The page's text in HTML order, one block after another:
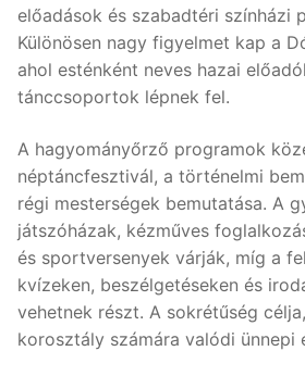
előadások és szabadtéri színházi
Különösen nagy figyelmet kap a
ahol esténként neves hazai
tánccsoportok lépnek fel.
A hagyományőrző programok
néptáncfesztivál, a történelmi
régi mesterségek bemutatása. A
játszóházak, kézműves
és sportversenyek várják, míg a
kvízeken, beszélgetéseken és
vehetnek részt. A sokrétűség
korosztály számára valódi ünnepi